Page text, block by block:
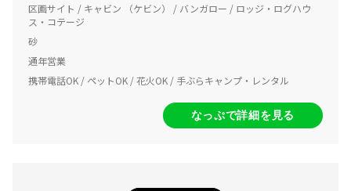
区画サイト / キャビン （ケビン） / バンガロー / ロッジ・ログハウ
ス・コテージ
砂
通年営業
携帯電話OK / ペットOK / 花火OK / 手ぶらキャンプ・レンタル
なっぷで詳細を見る